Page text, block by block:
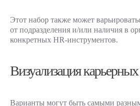
Этот набор также может
от подразделения и/или наличия в
конкретных HR-инструментов.
Визуализация карьерных
Варианты могут быть самыми